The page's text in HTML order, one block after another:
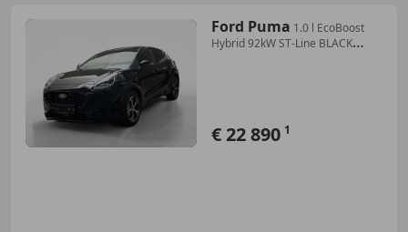
Ford Puma 1.0 l EcoBoost
Hybrid 92kW ST-Line BLACK
€ 22 890 1